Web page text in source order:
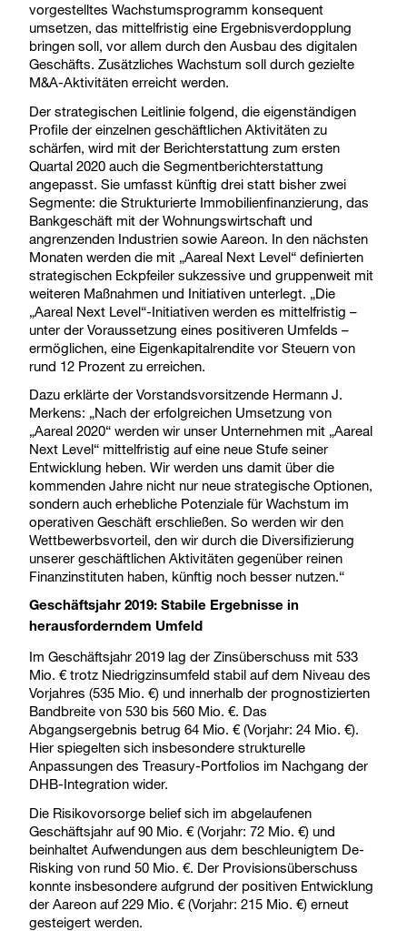
vorgestelltes Wachstumsprogramm konsequent
umsetzen, das mittelfristig eine Ergebnisverdopplung
bringen soll, vor allem durch den Ausbau des digitalen
Geschäfts. Zusätzliches Wachstum soll durch gezielte
M&A-Aktivitäten erreicht werden.
Der strategischen Leitlinie folgend, die eigenständigen
Profile der einzelnen geschäftlichen Aktivitäten zu
schärfen, wird mit der Berichterstattung zum ersten
Quartal 2020 auch die Segmentberichterstattung
angepasst. Sie umfasst künftig drei statt bisher zwei
Segmente: die Strukturierte Immobilienfinanzierung, das
Bankgeschäft mit der Wohnungswirtschaft und
angrenzenden Industrien sowie Aareon. In den nächsten
Monaten werden die mit „Aareal Next Level“ definierten
strategischen Eckpfeiler sukzessive und gruppenweit mit
weiteren Maßnahmen und Initiativen unterlegt. „Die
„Aareal Next Level“-Initiativen werden es mittelfristig –
unter der Voraussetzung eines positiveren Umfelds –
ermöglichen, eine Eigenkapitalrendite vor Steuern von
rund 12 Prozent zu erreichen.
Dazu erklärte der Vorstandsvorsitzende Hermann J.
Merkens: „Nach der erfolgreichen Umsetzung von
„Aareal 2020“ werden wir unser Unternehmen mit „Aareal
Next Level“ mittelfristig auf eine neue Stufe seiner
Entwicklung heben. Wir werden uns damit über die
kommenden Jahre nicht nur neue strategische Optionen,
sondern auch erhebliche Potenziale für Wachstum im
operativen Geschäft erschließen. So werden wir den
Wettbewerbsvorteil, den wir durch die Diversifizierung
unserer geschäftlichen Aktivitäten gegenüber reinen
Finanzinstituten haben, künftig noch besser nutzen.“
Geschäftsjahr 2019: Stabile Ergebnisse in
herausforderndem Umfeld
Im Geschäftsjahr 2019 lag der Zinsüberschuss mit 533
Mio. € trotz Niedrigzinsumfeld stabil auf dem Niveau des
Vorjahres (535 Mio. €) und innerhalb der prognostizierten
Bandbreite von 530 bis 560 Mio. €. Das
Abgangsergebnis betrug 64 Mio. € (Vorjahr: 24 Mio. €).
Hier spiegelten sich insbesondere strukturelle
Anpassungen des Treasury-Portfolios im Nachgang der
DHB-Integration wider.
Die Risikovorsorge belief sich im abgelaufenen
Geschäftsjahr auf 90 Mio. € (Vorjahr: 72 Mio. €) und
beinhaltet Aufwendungen aus dem beschleunigtem De-
Risking von rund 50 Mio. €. Der Provisionsüberschuss
konnte insbesondere aufgrund der positiven Entwicklung
der Aareon auf 229 Mio. € (Vorjahr: 215 Mio. €) erneut
gesteigert werden.